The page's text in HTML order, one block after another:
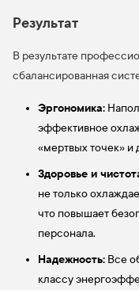
Результат
В результате
сбалансированная
Эргономика:
эффективное
«мертвых точек» и
Здоровье и
не только
что повышает
персонала.
Надежность: Все
классу